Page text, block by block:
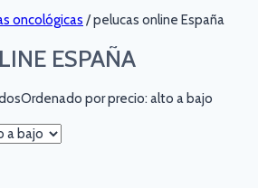
oncológicas /pelucas online España
ESPAÑA
Ordenado por precio: alto a bajo